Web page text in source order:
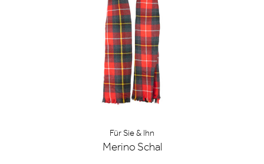
Für Sie & Ihn
Merino Schal